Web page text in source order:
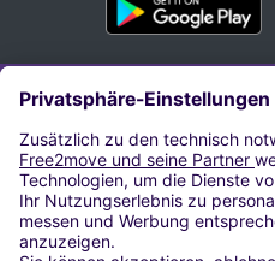
PARKEN AM FLUGHAFEN
Parken Flughafen Hamburg